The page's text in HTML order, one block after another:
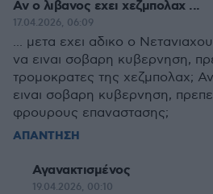
Αν ο λιβανος εχει χεζμπολαχ ...
17.04.2026, 06:09
... μετα εχει αδικο ο
να ειναι σοβαρη κυβερνηση,
τρομοκρατες της χεζμπολαχ;
ειναι σοβαρη κυβερνηση,
φρουρους επαναστασης;
ΑΠΑΝΤΗΣΗ
Αγανακτισμένος
19.04.2026, 00:10